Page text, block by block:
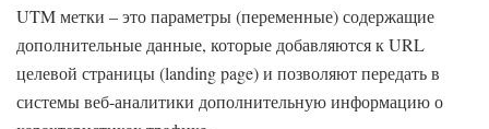
UTM метки – это параметры (переменные) содержащие
дополнительные данные, которые добавляются к URL
целевой страницы (landing page) и позволяют передать в
системы веб-аналитики дополнительную информацию о